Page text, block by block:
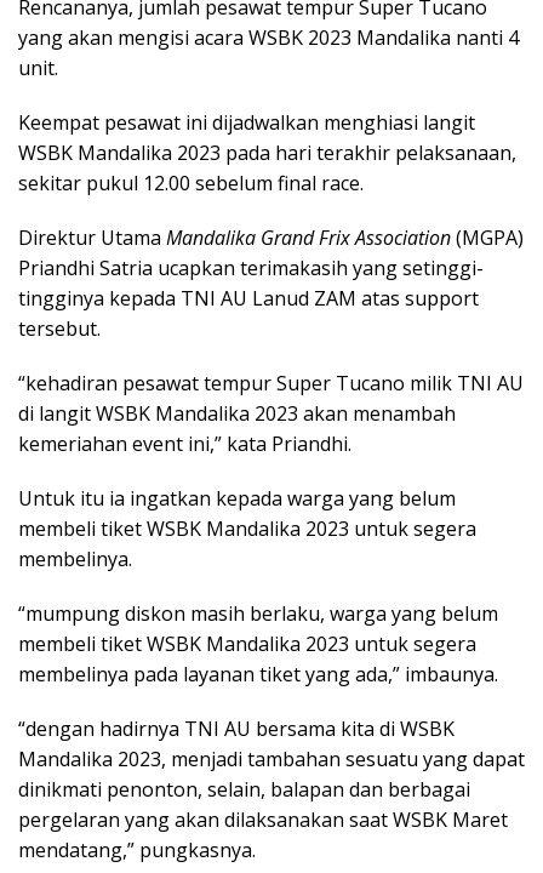
Rencananya, jumlah pesawat tempur Super Tucano
yang akan mengisi acara WSBK 2023 Mandalika nanti 4
unit.
Keempat pesawat ini dijadwalkan menghiasi langit
WSBK Mandalika 2023 pada hari terakhir pelaksanaan,
sekitar pukul 12.00 sebelum final race.
Direktur Utama Mandalika Grand Frix Association(MGPA)
Priandhi Satria ucapkan terimakasih yang setinggi-
tingginya kepada TNI AU Lanud ZAM atas support
tersebut.
“kehadiran pesawat tempur Super Tucano milik TNI AU
di langit WSBK Mandalika 2023 akan menambah
kemeriahan event ini,” kata Priandhi.
Untuk itu ia ingatkan kepada warga yang belum
membeli tiket WSBK Mandalika 2023 untuk segera
membelinya.
“mumpung diskon masih berlaku, warga yang belum
membeli tiket WSBK Mandalika 2023 untuk segera
membelinya pada layanan tiket yang ada,” imbaunya.
“dengan hadirnya TNI AU bersama kita di WSBK
Mandalika 2023, menjadi tambahan sesuatu yang dapat
dinikmati penonton, selain, balapan dan berbagai
pergelaran yang akan dilaksanakan saat WSBK Maret
mendatang,” pungkasnya.